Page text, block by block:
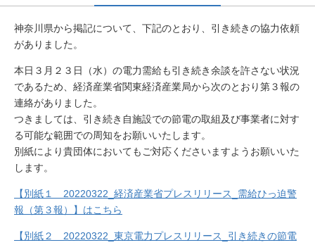
神奈川県から掲記について、下記のとおり、引き続きの協力依頼
がありました。
本日３月２３日（水）の電力需給も引き続き余談を許さない状況
であるため、経済産業省関東経済産業局から次のとおり第３報の
連絡がありました。
つきましては、引き続き自施設での節電の取組及び事業者に対す
る可能な範囲での周知をお願いいたします。
別紙により貴団体においてもご対応くださいますようお願いいた
します。
【別紙１ 20220322_ 経済産業省プレスリリース
需給ひっ迫警
報（第３報）
】はこちら
【別紙２ 20220322_ 東京電力プレスリリース
引き続きの節電